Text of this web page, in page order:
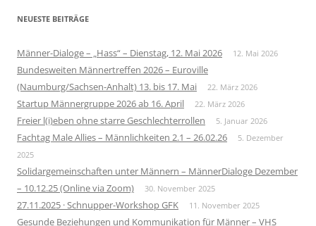
NEUESTE BEITRÄGE
Männer-Dialoge – „Hass“ – Dienstag, 12. Mai 2026 12. Mai 2026
Bundesweiten Männertreffen 2026 – Euroville
(Naumburg/Sachsen-Anhalt) 13. bis 17. Mai
22. März 2026
Startup Männergruppe 2026 ab 16. April 22. März 2026
Freier l(i)eben ohne starre Geschlechterrollen 5. Januar 2026
Fachtag Male Allies – Männlichkeiten 2.1 – 26.02.26
5. Dezember
2025
Solidargemeinschaften unter Männern – MännerDialoge Dezember
– 10.12.25 (Online via Zoom)
30. November 2025
27.11.2025 · Schnupper-Workshop GFK 11. November 2025
Gesunde Beziehungen und Kommunikation für Männer – VHS